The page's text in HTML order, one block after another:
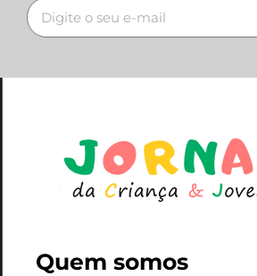
Quem somos